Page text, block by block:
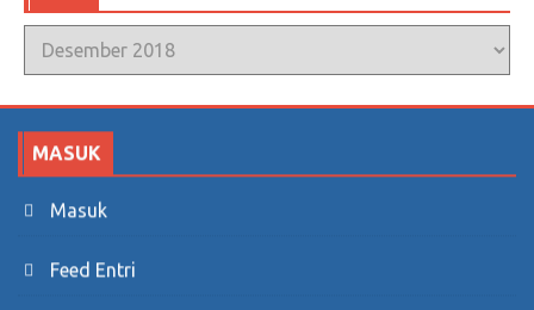
Arsip
MASUK
Masuk
Feed Entri